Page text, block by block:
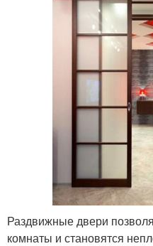
Раздвижные двери
комнаты и становятся